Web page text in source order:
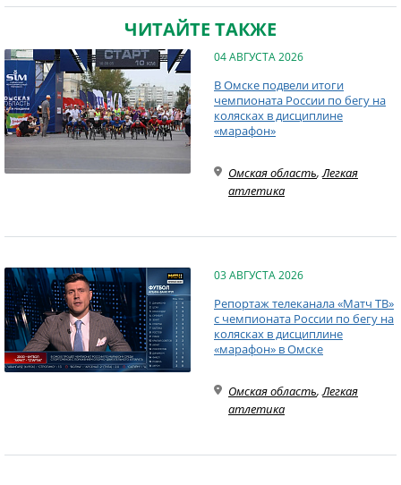
ЧИТАЙТЕ ТАКЖЕ
04 АВГУСТА 2026
В Омске подвели итоги
чемпионата России по бегу на
колясках в дисциплине
«марафон»
Омская область,Легкая
атлетика
03 АВГУСТА 2026
Репортаж телеканала «Матч ТВ»
с чемпионата России по бегу на
колясках в дисциплине
«марафон» в Омске
Омская область,Легкая
атлетика